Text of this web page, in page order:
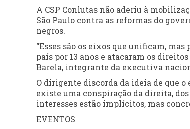
A CSP Conlutas não aderiu à
São Paulo contra as reformas do
negros.
“Esses são os eixos que unificam,
país por 13 anos e atacaram os
Barela, integrante da executiva
O dirigente discorda da ideia de que
existe uma conspiração da direita,
interesses estão implícitos, mas
EVENTOS